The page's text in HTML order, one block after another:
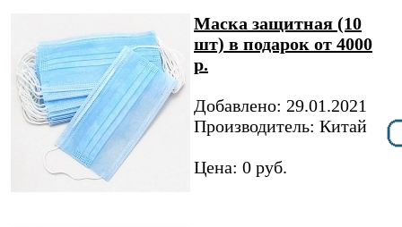
Маска защитная (10
шт) в подарок от 4000
р.
Добавлено: 29.01.2021
Производитель: Китай
Цена: 0 руб.